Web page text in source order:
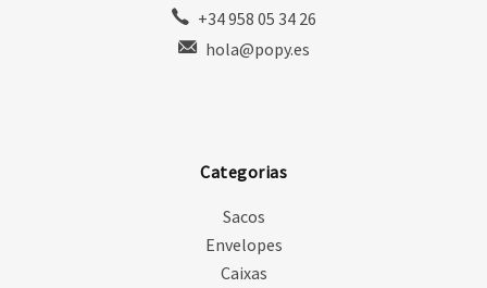
+34 958 05 34 26
hola@popy.es
Categorias
Sacos
Envelopes
Caixas